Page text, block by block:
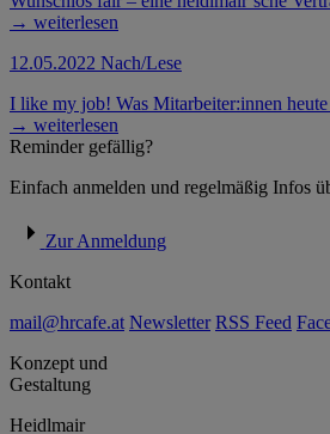
→ weiterlesen
12.05.2022 Nach/Lese
I like my job! Was Mitarbeiter:innen heute
→ weiterlesen
Reminder gefällig?
Einfach anmelden und regelmäßig Infos
Zur Anmeldung
Kontakt
mail@hrcafe.at Newsletter RSS Feed
Konzept und
Gestaltung
Heidlmair